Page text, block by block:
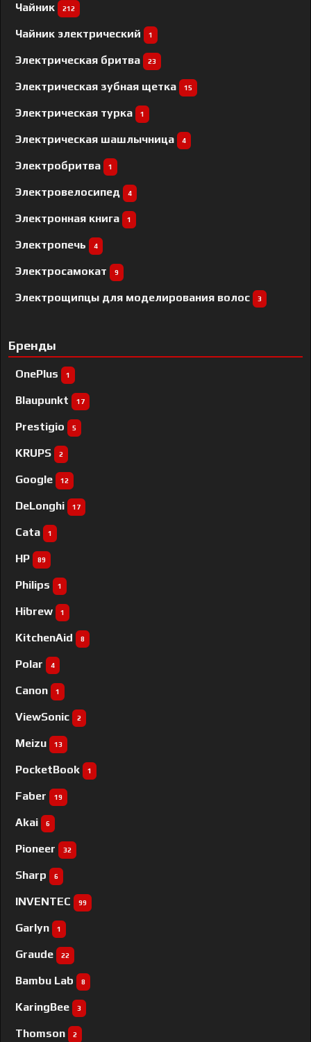
Чайник 212
Чайник электрический 1
Электрическая бритва 23
Электрическая зубная щетка 15
Электрическая турка 1
Электрическая шашлычница 4
Электробритва 1
Электровелосипед 4
Электронная книга 1
Электропечь 4
Электросамокат 9
Электрощипцы для моделирования волос 3
Бренды
OnePlus 1
Blaupunkt 17
Prestigio 5
KRUPS 2
Google 12
DeLonghi 17
Cata 1
HP 89
Philips 1
Hibrew 1
KitchenAid 8
Polar 4
Canon 1
ViewSonic 2
Meizu 13
PocketBook 1
Faber 19
Akai 6
Pioneer 32
Sharp 6
INVENTEC 99
Garlyn 1
Graude 22
Bambu Lab 8
KaringBee 3
Thomson 2